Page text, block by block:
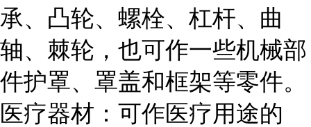
承、凸轮、螺栓、杠杆、曲
轴、棘轮，也可作一些机械部
件护罩、罩盖和框架等零件。
医疗器材：可作医疗用途的